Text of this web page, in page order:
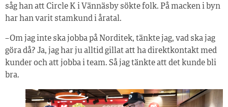
såg han att Circle K i Vännäsby sökte folk. På macken i byn
har han varit stamkund i åratal.
– Om jag inte ska jobba på Norditek, tänkte jag, vad ska jag
göra då? Ja, jag har ju alltid gillat att ha direktkontakt med
kunder och att jobba i team. Så jag tänkte att det kunde bli
bra.